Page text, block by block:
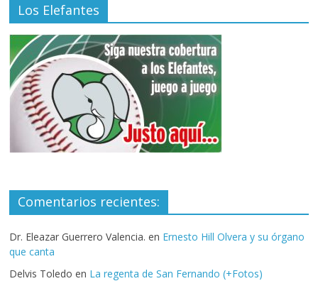
Los Elefantes
Comentarios recientes:
Dr. Eleazar Guerrero Valencia. en Ernesto Hill Olvera y su órgano
que canta
Delvis Toledo en La regenta de San Fernando (+Fotos)